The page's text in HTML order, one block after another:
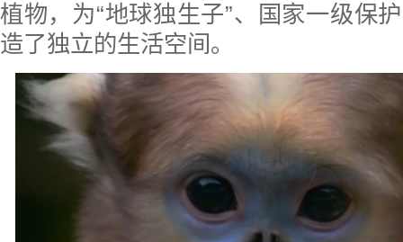
植物，为“地球独生子”、国家一级保
造了独立的生活空间。